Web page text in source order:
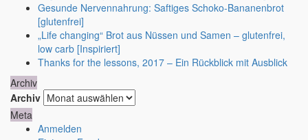
Gesunde Nervennahrung: Saftiges Schoko-Bananenbrot
[glutenfrei]
„Life changing“ Brot aus Nüssen und Samen – glutenfrei,
low carb [Inspiriert]
Thanks for the lessons, 2017 – Ein Rückblick mit Ausblick
Archiv
Archiv
Meta
Anmelden